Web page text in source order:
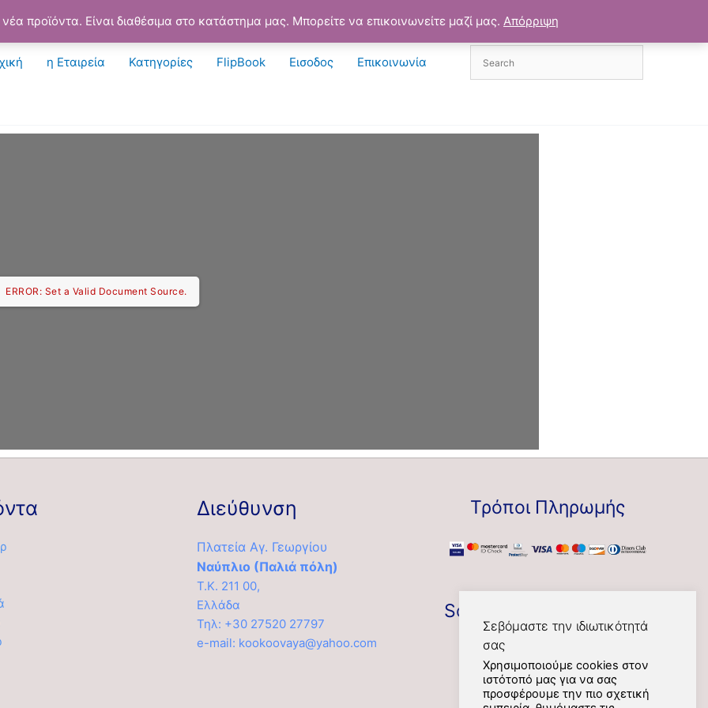
προϊόντα. Είναι διαθέσιμα στο κατάστημα μας. Μπορείτε να επικοινωνείτε μαζί μας. Απόρριψη
η Εταιρεία Κατηγορίες FlipBook Εισοδος Επικοινωνία
ERROR: Set a Valid Document Source.
Διεύθυνση
Πλατεία Αγ. Γεωργίου
Ναύπλιο (Παλιά πόλη)
Τ.Κ. 211 00,
Ελλάδα
Τηλ: +30 27520 27797
e-mail: kookoovaya@yahoo.com
Τρόποι Πληρωμής
Social
Σεβόμαστε την ιδιωτικότητά
σας
Χρησιμοποιούμε cookies στον
ιστότοπό μας για να σας
προσφέρουμε την πιο σχετική